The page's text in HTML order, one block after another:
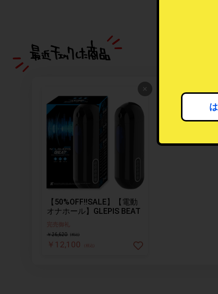
×
【50%OFF!!SALE】【電動
オナホール】GLEPIS BEAT
完売御礼
￥26,620 (税込)
￥12,100 (税込)